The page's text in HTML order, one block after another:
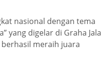
nasional dengan tema
yang digelar di Graha Jala
berhasil meraih juara